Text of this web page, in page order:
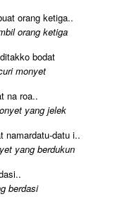
orang ketiga..
orang ketiga
bodat
monyet
na roa..
yang jelek
namardatu-datu i..
yang berdukun
berdasi